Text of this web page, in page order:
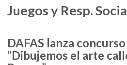
Juegos y Resp.
DAFAS lanza
“Dibujemos el arte